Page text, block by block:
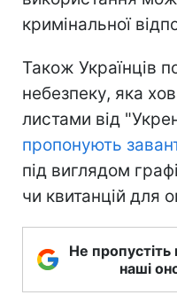
кримінальної
Також Українців
небезпеку, яка
листами від
пропонують
під виглядом
чи квитанцій для
Не пропустіть
наші